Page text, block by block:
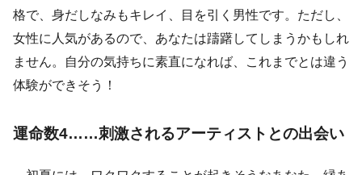
格で、身だしなみもキレイ、目を引く男性です。ただし、
女性に人気があるので、あなたは躊躇してしまうかもしれ
ません。自分の気持ちに素直になれば、これまでとは違う
体験ができそう！
運命数4……刺激されるアーティストとの出会い